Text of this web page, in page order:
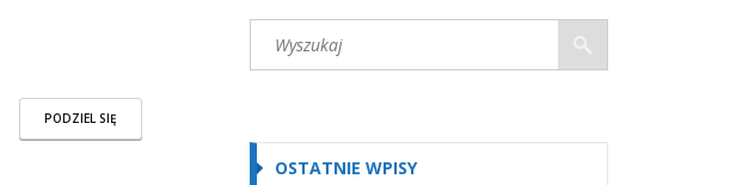
PODZIEL SIĘ
OSTATNIE WPISY